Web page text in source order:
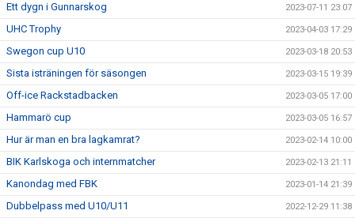
Ett dygn i Gunnarskog 2023-07-11 23:07
UHC Trophy 2023-04-03 17:29
Swegon cup U10 2023-03-18 20:53
Sista isträningen för säsongen 2023-03-15 19:39
Off-ice Rackstadbacken 2023-03-05 17:00
Hammarö cup 2023-03-05 16:57
Hur är man en bra lagkamrat? 2023-02-14 10:00
BIK Karlskoga och internmatcher 2023-02-13 21:11
Kanondag med FBK 2023-01-14 21:39
Dubbelpass med U10/U11 2022-12-29 11:38